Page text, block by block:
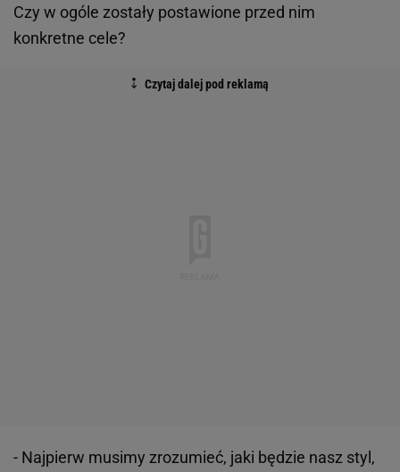
Czy w ogóle zostały postawione przed nim
konkretne cele?
- Najpierw musimy zrozumieć, jaki będzie nasz styl,